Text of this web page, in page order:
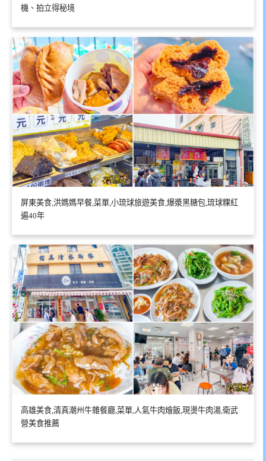
機、拍立得秘境
屏東美食,洪媽媽早餐,菜單,小琉球旅遊美食,爆漿黑糖包,琉球粿紅
遍40年
高雄美食,清真潮州牛雜餐廳,菜單,人氣牛肉燴飯,現燙牛肉湯,衛武
營美食推薦